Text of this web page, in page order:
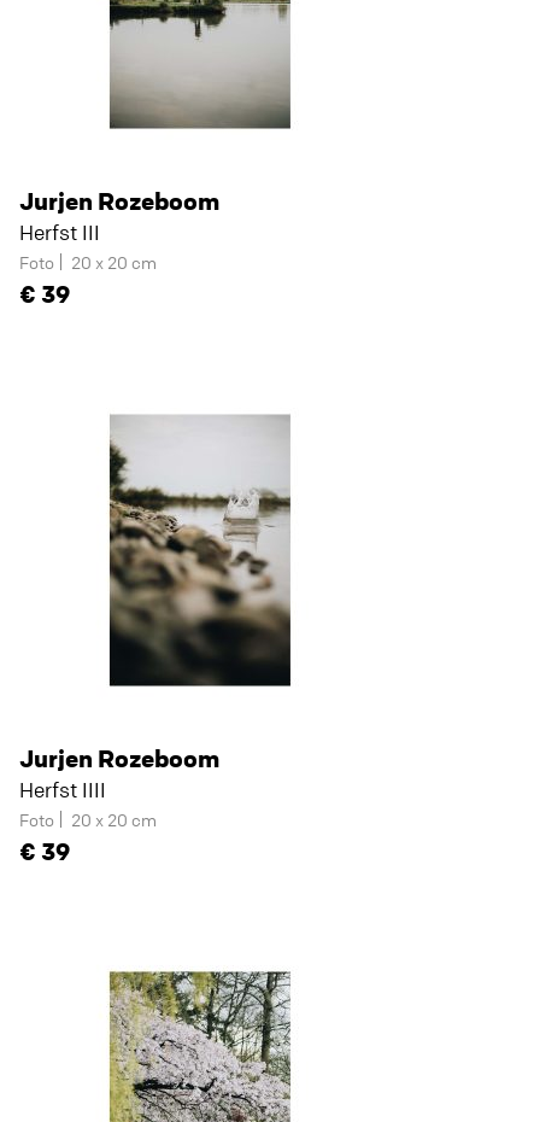
Jurjen Rozeboom
Herfst III
Foto 20 x 20 cm
39
Jurjen Rozeboom
Herfst IIII
Foto 20 x 20 cm
39